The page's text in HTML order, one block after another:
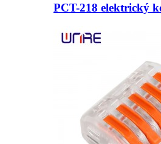
PCT-218 elektrický